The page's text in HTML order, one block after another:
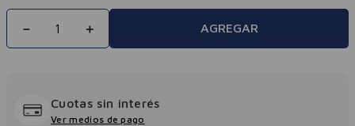
＋
－ AGREGAR
Cuotas sin interés
Ver medios de pago